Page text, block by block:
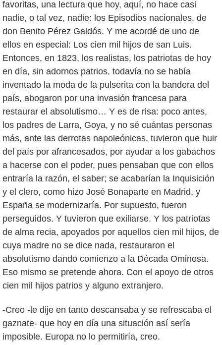
favoritas, una lectura que hoy, aquí, no hace casi
nadie, o tal vez, nadie: los Episodios nacionales, de
don Benito Pérez Galdós. Y me acordé de uno de
ellos en especial: Los cien mil hijos de san Luis.
Entonces, en 1823, los realistas, los patriotas de hoy
en día, sin adornos patrios, todavía no se había
inventado la moda de la pulserita con la bandera del
país, abogaron por una invasión francesa para
restaurar el absolutismo… Y es de risa: poco antes,
los padres de Larra, Goya, y no sé cuántas personas
más, ante las derrotas napoleónicas, tuvieron que huir
del país por afrancesados, por ayudar a los gabachos
a hacerse con el poder, pues pensaban que con ellos
entraría la razón, el saber; se acabarían la Inquisición
y el clero, como hizo José Bonaparte en Madrid, y
España se modernizaría. Por supuesto, fueron
perseguidos. Y tuvieron que exiliarse. Y los patriotas
de alma recia, apoyados por aquellos cien mil hijos, de
cuya madre no se dice nada, restauraron el
absolutismo dando comienzo a la Década Ominosa.
Eso mismo se pretende ahora. Con el apoyo de otros
cien mil hijos patrios y alguno extranjero.
-Creo -le dije en tanto descansaba y se refrescaba el
gaznate- que hoy en día una situación así sería
imposible. Europa no lo permitiría, creo.